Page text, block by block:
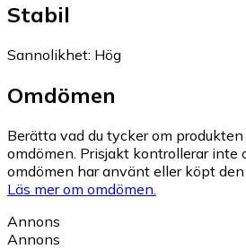
Stabil
Sannolikhet: Hög
Omdömen
Berätta vad du tycker om
omdömen. Prisjakt kontrollerar inte
omdömen har använt eller köpt
Läs mer om omdömen.
Annons
Annons